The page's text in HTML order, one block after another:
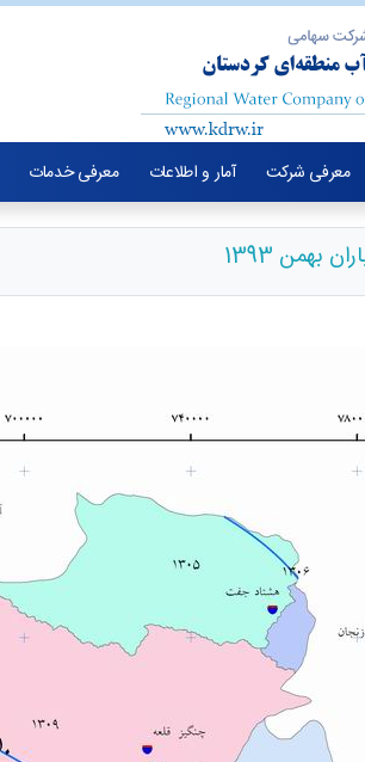
معرفی شرکت آمار و اطلاعات معرفی خدمات
بهمن 1393